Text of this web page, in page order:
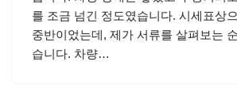
를 조금 넘긴 정도였습니다. 시세표상
중반이었는데, 제가 서류를 살펴보는
습니다. 차량…